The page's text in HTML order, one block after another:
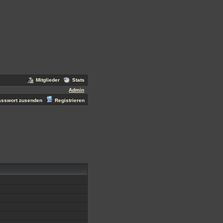
Mitglieder
Stats
Admin
zusenden Registrieren